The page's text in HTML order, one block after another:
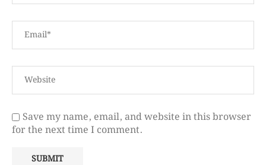
Save my name, email, and website in this browser
for the next time I comment.